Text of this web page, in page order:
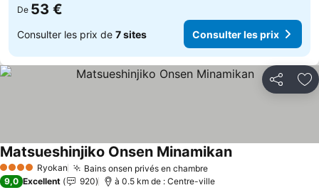
De 53 €
Consulter les prix de 7 sites Consulter les prix
Partager
4 Étoiles Ryokan Bains onsen privés en chambreConsulter les prix
Matsueshinjiko Onsen MinamikanConsulter les
9,0 Excellent 920 à 0.5 km de : Centre-ville